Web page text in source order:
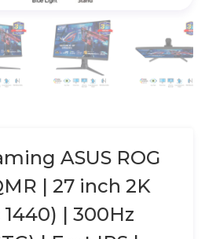
ASUS ROG
| 27 inch 2K
| 300Hz